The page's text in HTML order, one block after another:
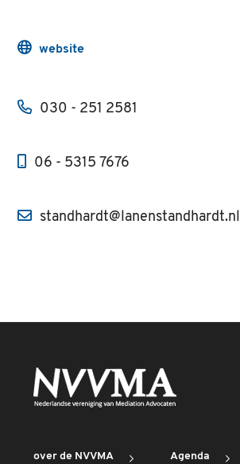
website
030 - 251 2581
06 - 5315 7676
standhardt@lanenstandhardt.nl
over de NVVMA Agenda